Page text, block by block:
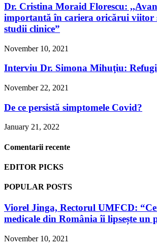
Dr. Cristina Moraid Florescu:
importantă în cariera oricărui viitor
studii clinice”
November 10, 2021
Interviu Dr. Simona Mihuţiu:
November 22, 2021
De ce persistă simptomele Covid?
January 21, 2022
Comentarii recente
EDITOR PICKS
POPULAR POSTS
Viorel Jinga, Rectorul UMFCD:
medicale din România îi lipsește un
November 10, 2021